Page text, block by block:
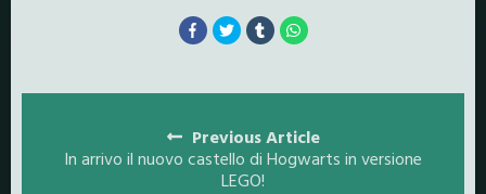
navigation
Previous Article
In arrivo il nuovo castello di Hogwarts in versione
LEGO!